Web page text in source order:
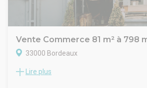
Vente Commerce 81 m² à 798
33000 Bordeaux
LOCATION - Locaux commerciaux -
Lire plus